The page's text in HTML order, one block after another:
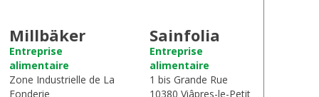
Millbäker
Entreprise
alimentaire
Zone Industrielle de La
Fonderie
Sainfolia
Entreprise
alimentaire
1 bis Grande Rue
10380 Viâpres-le-Petit